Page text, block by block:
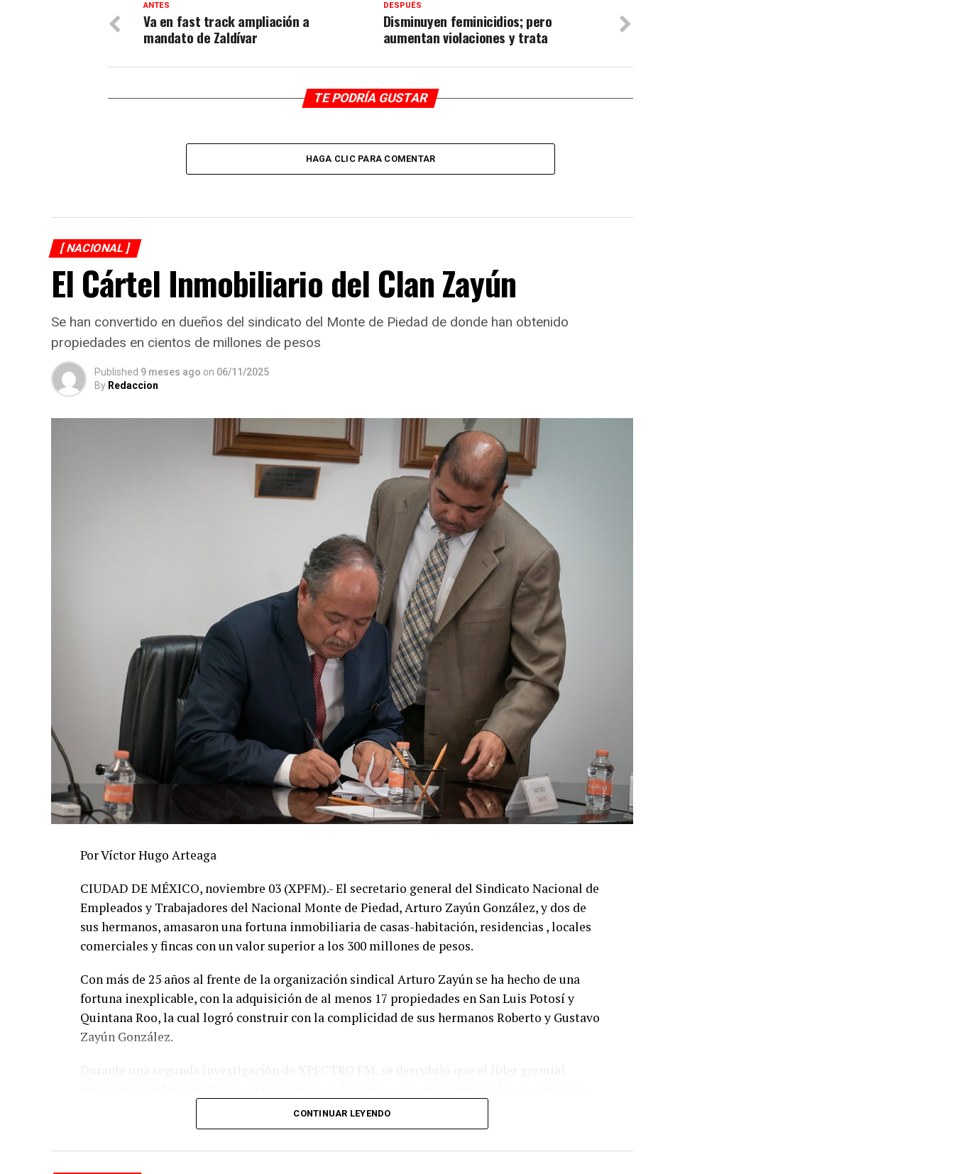
DESPUÉS
Disminuyen feminicidios; pero
aumentan violaciones y trata
ANTES
Va en fast track ampliación a
mandato de Zaldívar
TE PODRÍA GUSTAR
HAGA CLIC PARA COMENTAR
[ NACIONAL ]
El Cártel Inmobiliario del Clan Zayún
Se han convertido en dueños del sindicato del Monte de Piedad de donde han obtenido
propiedades en cientos de millones de pesos
Published 9 meses ago on 06/11/2025
By Redaccion
Por Víctor Hugo Arteaga
CIUDAD DE MÉXICO, noviembre 03 (XPFM).- El secretario general del Sindicato Nacional de
Empleados y Trabajadores del Nacional Monte de Piedad, Arturo Zayún González, y dos de
sus hermanos, amasaron una fortuna inmobiliaria de casas-habitación, residencias , locales
comerciales y fincas con un valor superior a los 300 millones de pesos.
Con más de 25 años al frente de la organización sindical Arturo Zayún se ha hecho de una
fortuna inexplicable, con la adquisición de al menos 17 propiedades en San Luis Potosí y
Quintana Roo, la cual logró construir con la complicidad de sus hermanos Roberto y Gustavo
Zayún González.
con una valuación menor del verdadero costo de las propiedades que hoy forman parte del
patrimonio del Clan Zayún y que constituyen una simulación de compraventas.
CONTINUAR LEYENDO